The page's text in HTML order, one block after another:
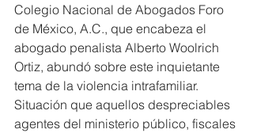
Colegio Nacional de Abogados Foro
de México, A.C., que encabeza el
abogado penalista Alberto Woolrich
Ortiz, abundó sobre este inquietante
tema de la violencia intrafamiliar.
Situación que aquellos despreciables
agentes del ministerio público, fiscales